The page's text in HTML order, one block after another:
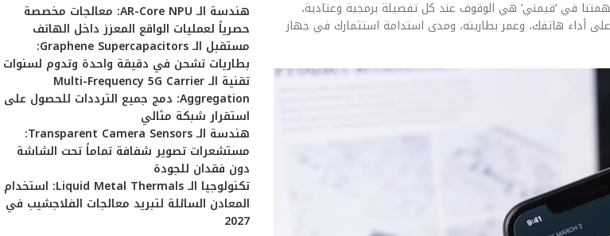
في ‘قيمني’ هي الوقوف عند كل تفصيلة برمجية وعتادية،
وشرح كيف ينعكس الابتكار في الذكاء الاصطناعي التوليدي في الهواتف: دور معالجات الـ NPU على أداء هاتفك، وعمر بطاريته، ومدى استدامة استثمارك في جهاز
هندسة الـ AR-Core NPU: معالجات مخصصة
حصرياً لعمليات الواقع المعزز داخل الهاتف
مستقبل الـ Graphene Supercapacitors:
بطاريات تشحن في دقيقة واحدة وتدوم لسنوات
تقنية الـ Multi-Frequency 5G Carrier
Aggregation: دمج جميع الترددات للحصول على
استقرار شبكة مثالي
هندسة الـ Transparent Camera Sensors:
مستشعرات تصوير شفافة تماماً تحت الشاشة
دون فقدان للجودة
تكنولوجيا الـ Liquid Metal Thermals: استخدام
المعادن السائلة لتبريد معالجات الفلاجشيب في
2027